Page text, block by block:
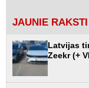
JAUNIE RAKSTI
Latvijas
Zeekr (+